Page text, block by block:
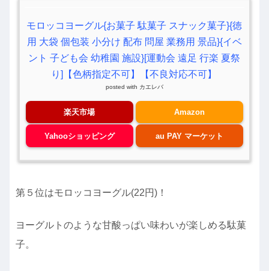
モロッコヨーグル{お菓子 駄菓子 スナック菓子}{徳
用 大袋 個包装 小分け 配布 問屋 業務用 景品}{イベ
ント 子ども会 幼稚園 施設}[運動会 遠足 行楽 夏祭
り]【色柄指定不可】【不良対応不可】
posted with カエレバ
楽天市場 Amazon
Yahooショッピング au PAY マーケット
第５位はモロッコヨーグル(22円)！
ヨーグルトのような甘酸っぱい味わいが楽しめる駄菓
子。